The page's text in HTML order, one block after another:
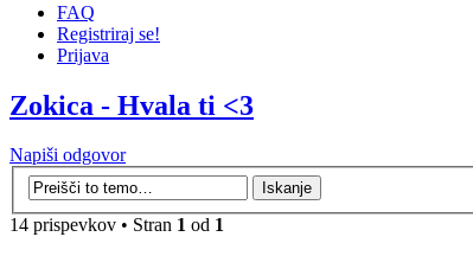
FAQ
Registriraj se!
Prijava
Zokica - Hvala ti <3
Napiši odgovor
14 prispevkov • Stran 1 od 1